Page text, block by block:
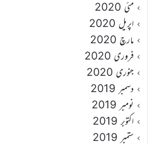
مئی 2020
اپریل 2020
مارچ 2020
فروری 2020
جنوری 2020
دسمبر 2019
نومبر 2019
اکتوبر 2019
ستمبر 2019